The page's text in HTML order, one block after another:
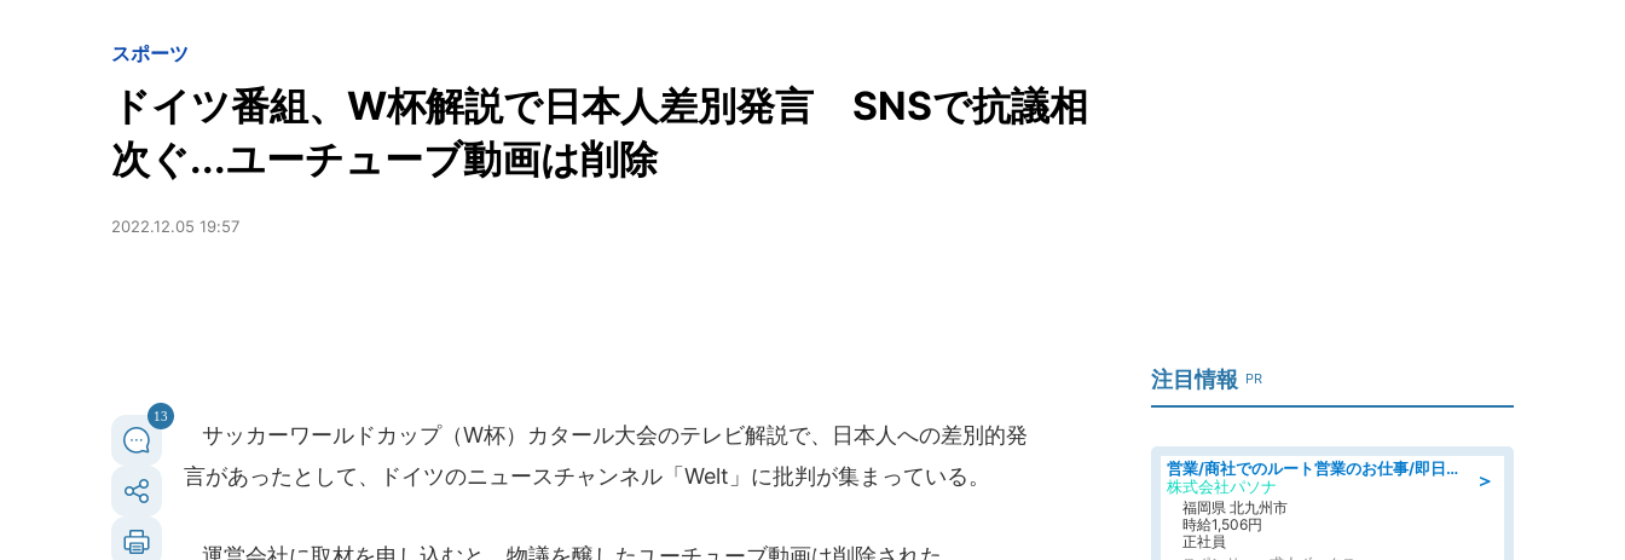
スポーツ
ドイツ番組、W杯解説で日本人差別発言 SNSで抗議相
次ぐ...ユーチューブ動画は削除
2022.12.05 19:57
13
サッカーワールドカップ（W杯）カタール大会のテレビ解説で、日本人への差別的発
言があったとして、ドイツのニュースチャンネル「Welt」に批判が集まっている。
注目情報 PR
＞
営業/商社でのルート営業のお仕事/即日勤務可/車通勤可/営業
株式会社パソナ
福岡県 北九州市
時給1,506円
正社員